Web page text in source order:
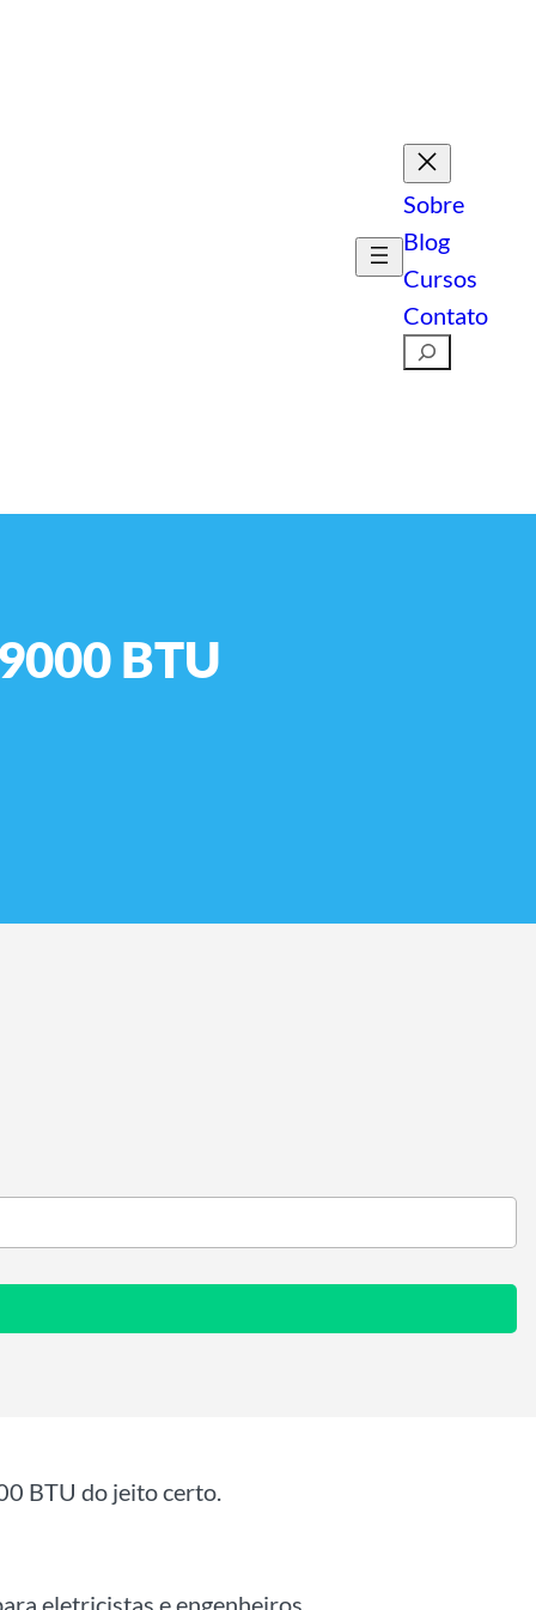
Sobre
Blog
Cursos
Contato
Pesquisar
BTU
BTU do jeito certo.
eletricistas e engenheiros.